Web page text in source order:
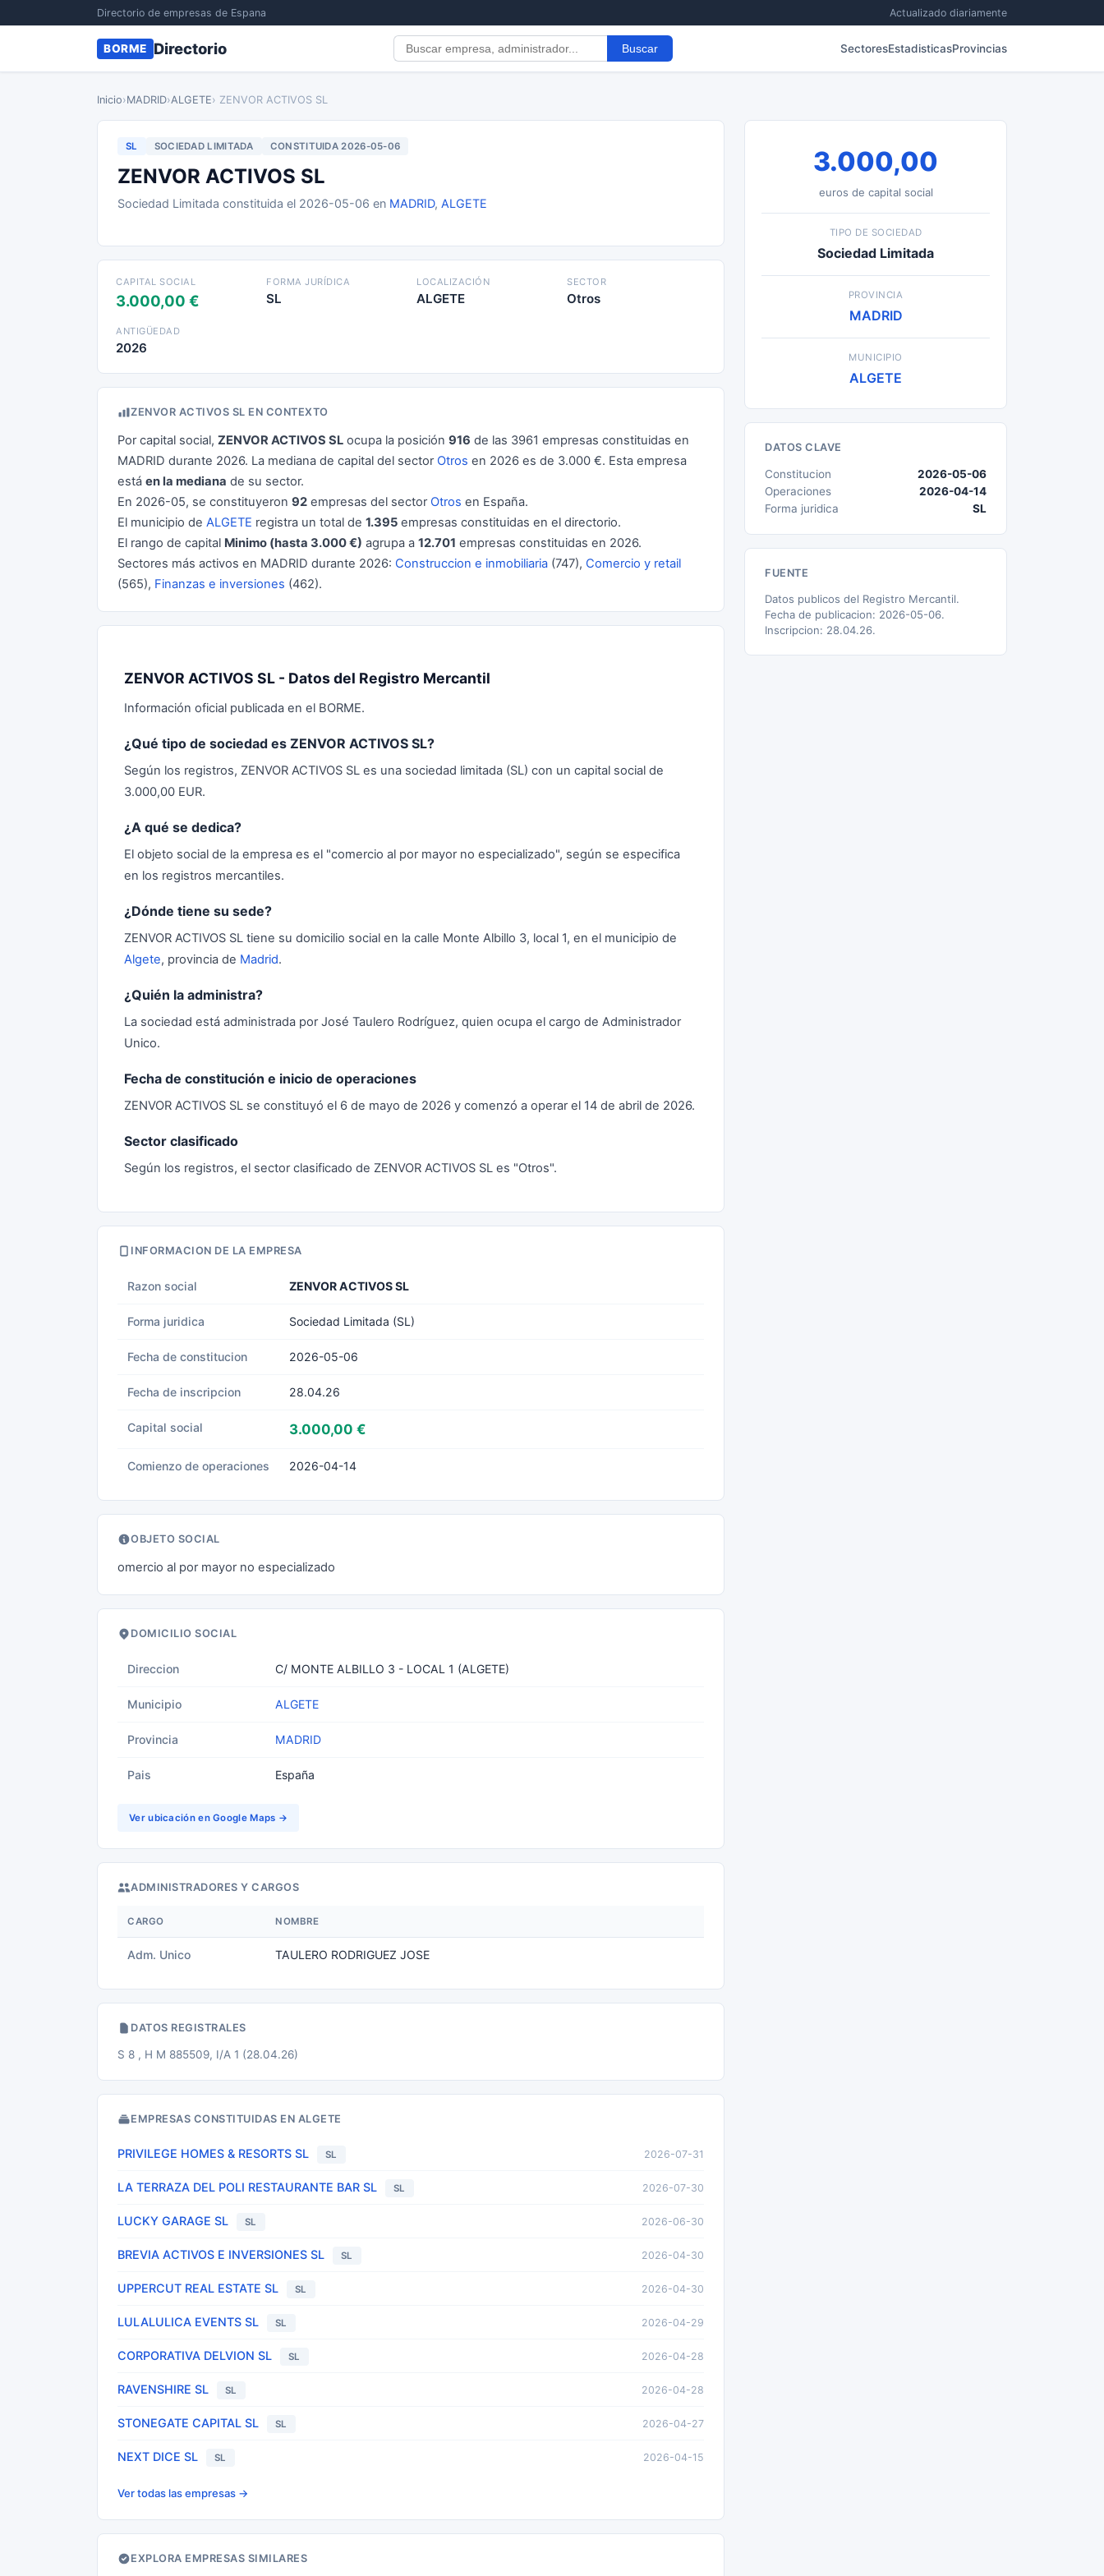
Directorio de empresas de Espana Actualizado diariamente
BORME Directorio Buscar SectoresEstadisticasProvincias
Inicio›MADRID›ALGETE› ZENVOR ACTIVOS SL
SL SOCIEDAD LIMITADA CONSTITUIDA 2026-05-06
ZENVOR ACTIVOS SL
Sociedad Limitada constituida el 2026-05-06 en MADRID, ALGETE
CAPITAL SOCIAL
3.000,00 €
FORMA JURÍDICA
SL
LOCALIZACIÓN
ALGETE
SECTOR
Otros
ANTIGÜEDAD
2026
ZENVOR ACTIVOS SL EN CONTEXTO
Por capital social, ZENVOR ACTIVOS SL ocupa la posición 916 de las 3961 empresas constituidas en
MADRID durante 2026. La mediana de capital del sector Otros en 2026 es de 3.000 €. Esta empresa
está en la mediana de su sector.
En 2026-05, se constituyeron 92 empresas del sector Otros en España.
El municipio de ALGETE registra un total de 1.395 empresas constituidas en el directorio.
El rango de capital Minimo (hasta 3.000 €) agrupa a 12.701 empresas constituidas en 2026.
Sectores más activos en MADRID durante 2026: Construccion e inmobiliaria (747), Comercio y retail
(565), Finanzas e inversiones (462).
ZENVOR ACTIVOS SL - Datos del Registro Mercantil
Información oficial publicada en el BORME.
¿Qué tipo de sociedad es ZENVOR ACTIVOS SL?
Según los registros, ZENVOR ACTIVOS SL es una sociedad limitada (SL) con un capital social de
3.000,00 EUR.
¿A qué se dedica?
El objeto social de la empresa es el "comercio al por mayor no especializado", según se especifica
en los registros mercantiles.
¿Dónde tiene su sede?
ZENVOR ACTIVOS SL tiene su domicilio social en la calle Monte Albillo 3, local 1, en el municipio de
Algete, provincia de Madrid.
¿Quién la administra?
La sociedad está administrada por José Taulero Rodríguez, quien ocupa el cargo de Administrador
Unico.
Fecha de constitución e inicio de operaciones
ZENVOR ACTIVOS SL se constituyó el 6 de mayo de 2026 y comenzó a operar el 14 de abril de 2026.
Sector clasificado
Según los registros, el sector clasificado de ZENVOR ACTIVOS SL es "Otros".
INFORMACION DE LA EMPRESA
Razon social ZENVOR ACTIVOS SL
Forma juridica Sociedad Limitada (SL)
Fecha de constitucion 2026-05-06
Fecha de inscripcion 28.04.26
Capital social 3.000,00 €
Comienzo de operaciones 2026-04-14
OBJETO SOCIAL
omercio al por mayor no especializado
DOMICILIO SOCIAL
Direccion C/ MONTE ALBILLO 3 - LOCAL 1 (ALGETE)
Municipio ALGETE
Provincia MADRID
Pais España
Ver ubicación en Google Maps →
ADMINISTRADORES Y CARGOS
CARGO NOMBRE
Adm. Unico TAULERO RODRIGUEZ JOSE
DATOS REGISTRALES
S 8 , H M 885509, I/A 1 (28.04.26)
EMPRESAS CONSTITUIDAS EN ALGETE
PRIVILEGE HOMES & RESORTS SL SL 2026-07-31
LA TERRAZA DEL POLI RESTAURANTE BAR SL SL 2026-07-30
LUCKY GARAGE SL SL 2026-06-30
BREVIA ACTIVOS E INVERSIONES SL SL 2026-04-30
UPPERCUT REAL ESTATE SL SL 2026-04-30
LULALULICA EVENTS SL SL 2026-04-29
CORPORATIVA DELVION SL SL 2026-04-28
RAVENSHIRE SL SL 2026-04-28
STONEGATE CAPITAL SL SL 2026-04-27
NEXT DICE SL SL 2026-04-15
Ver todas las empresas →
EXPLORA EMPRESAS SIMILARES
3.000,00
euros de capital social
TIPO DE SOCIEDAD
Sociedad Limitada
PROVINCIA
MADRID
MUNICIPIO
ALGETE
DATOS CLAVE
Constitucion
2026-05-06
Operaciones
2026-04-14
Forma juridica
SL
FUENTE
Datos publicos del Registro Mercantil.
Fecha de publicacion: 2026-05-06.
Inscripcion: 28.04.26.